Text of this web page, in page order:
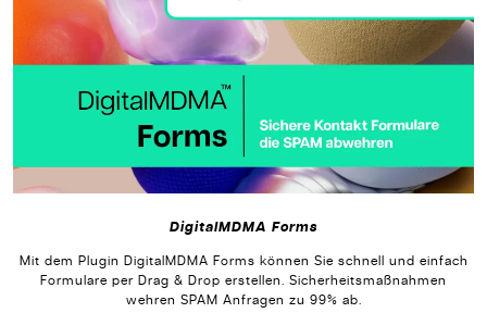
DigitalMDMA Forms
Mit dem Plugin DigitalMDMA Forms können Sie schnell und einfach
Formulare per Drag & Drop erstellen. Sicherheitsmaßnahmen
wehren SPAM Anfragen zu 99% ab.